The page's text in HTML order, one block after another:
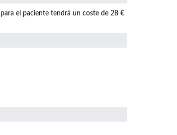
el paciente tendrá un coste de 28 €